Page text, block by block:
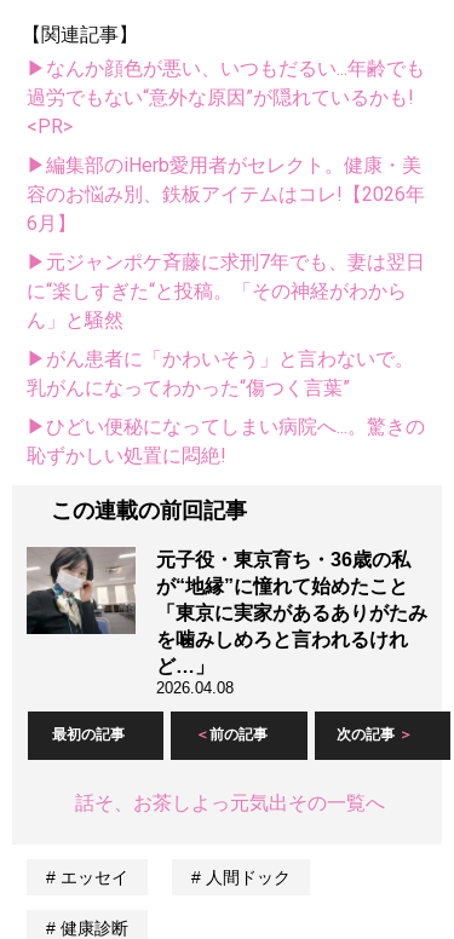
【関連記事】
▶なんか顔色が悪い、いつもだるい...年齢でも
過労でもない“意外な原因”が隠れているかも!
<PR>
▶編集部のiHerb愛用者がセレクト。健康・美
容のお悩み別、鉄板アイテムはコレ!【2026年
6月】
▶元ジャンポケ斉藤に求刑7年でも、妻は翌日
に“楽しすぎた“と投稿。「その神経がわから
ん」と騒然
▶がん患者に「かわいそう」と言わないで。
乳がんになってわかった“傷つく言葉”
▶ひどい便秘になってしまい病院へ...。驚きの
恥ずかしい処置に悶絶!
この連載の前回記事
元子役・東京育ち・36歳の私
が“地縁”に憧れて始めたこと
「東京に実家があるありがたみ
を噛みしめろと言われるけれ
ど…」
2026.04.08
最初の記事 前の記事 次の記事
話そ、お茶しよっ元気出その一覧へ
エッセイ 人間ドック
健康診断